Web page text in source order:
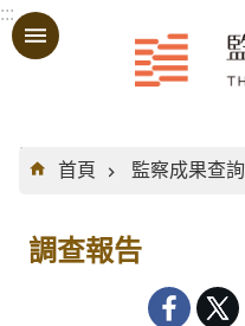
跳到主要內容區塊
:::
:::
首頁
監察成果查詢
調查報告